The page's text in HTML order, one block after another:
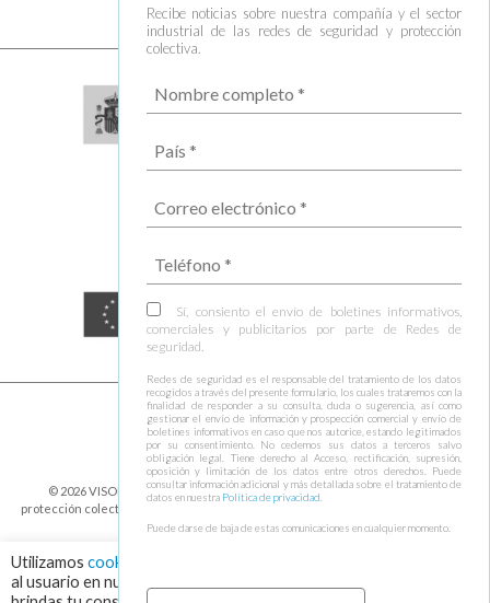
© 2026 VISOR FALL ARREST NETS Redes de seguridad y elementos de
protección colectiva ⁃
Política de cookies y protección de datos
envío⁃ Design byIxotype
Utilizamos cookies
al usuario en nuestra web. Haciendo click en el botón "Aceptar",
Recibe noticias sobre nuestra compañía y el sector
industrial de las redes de seguridad y protección
colectiva.
Sí, consiento el envío de boletines informativos,
comerciales y publicitarios por parte de Redes de
seguridad.
Redes de seguridad es el responsable del tratamiento de los datos
recogidos a través del presente formulario, los cuales trataremos con la
finalidad de responder a su consulta, duda o sugerencia, así como
gestionar el envío de información y prospección comercial y envío de
boletines informativos en caso que nos autorice, estando legitimados
por su consentimiento. No cedemos sus datos a terceros salvo
obligación legal. Tiene derecho al Acceso, rectificación, supresión,
oposición y limitación de los datos entre otros derechos. Puede
consultar información adicional y más detallada sobre el tratamiento de
datos en nuestra Política de privacidad
Puede darse de baja de estas comunicaciones en cualquier momento.